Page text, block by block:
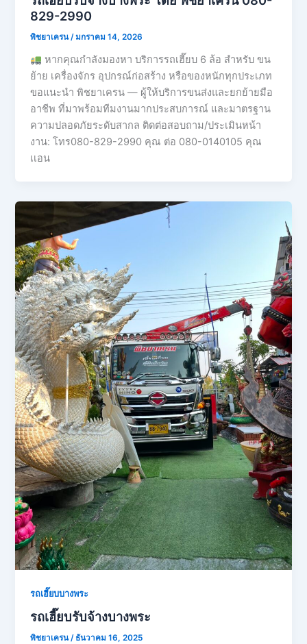
829-2990
พิชยาเครน/มกราคม 14, 2026
หากคุณกำลังมองหา บริการรถเฮี๊ยบ 6 ล้อ สำหรับ ขน
ย้าย เครื่องจักร อุปกรณ์ก่อสร้าง หรือของหนักทุกประเภท
ขอแนะนำ พิชยาเครน — ผู้ให้บริการขนส่งและยกย้ายมือ
อาชีพ ที่มาพร้อมทีมงานมากประสบการณ์ และมาตรฐาน
ความปลอดภัยระดับสากล ติดต่อสอบถาม/ประเมินหน้า
งาน: โทร080-829-2990 คุณ ต่อ 080-0140105 คุณ
เเอน
รถเฮี๊ยบบางพระ
รถเฮี๊ยบรับจ้างบางพระ
พิชยาเครน/ ธันวาคม 16, 2025